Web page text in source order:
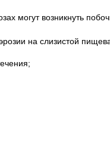
могут возникнуть
на слизистой